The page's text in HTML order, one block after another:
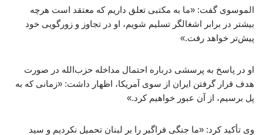
الموسوی گفت: «ما به مکتبی تعلق داریم که معتقد است هرچه
بیشتر در برابر اشغالگر تسلیم شویم، او در تجاوز و زورگویی خود
پیش‌تر خواهد رفت.»
او در پاسخ به پرسشی درباره احتمال مداخله حزب‌الله در صورت
هدف قرار گرفتن ایران از سوی آمریکا، اظهار داشت: «زمانی که به
پل برسیم، از آن عبور خواهیم کرد.»
وی تأکید کرد: «ما جنگی فراگیر را بر لبنان تحمیل نکردیم و سید